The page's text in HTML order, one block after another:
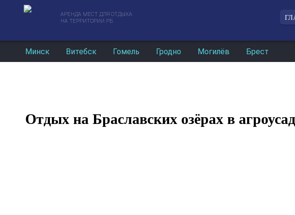
АРЕНДА МЕСТ ДЛЯ ОТДЫХА
НА ТЕРРИТОРИИ РБ
Минск Витебск Гомель Гродно Могилёв Брест
Отдых на Браславских озёрах в